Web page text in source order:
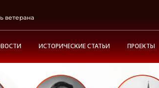
ветерана
ИСТОРИЧЕСКИЕ СТАТЬИ ПРОЕКТЫ